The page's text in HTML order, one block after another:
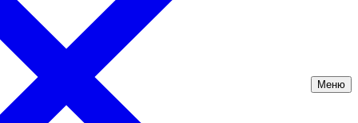
Меню